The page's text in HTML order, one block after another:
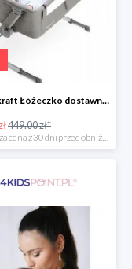
Kinderkraft Łóżeczko dostawne aluminiowe Uno 2w1
449.00 zł*
*najniższa cena z 30 dni przed obniżką